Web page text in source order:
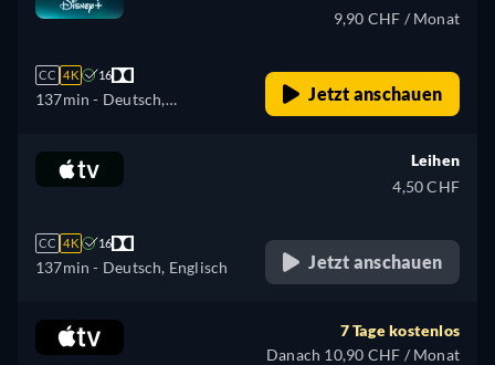
CC 4K 16
137min - Deutsch,
Spanisch, Spanisch
(Lateinamerika), Französisch,
Ungarisch, Italienisch,
Japanisch, Polnisch,
9,90 CHF / Monat
Jetzt anschauen
CC 4K 16
137min - Deutsch, Englisch
Leihen
4,50 CHF
Jetzt anschauen
7 Tage kostenlos
Danach 10,90 CHF / Monat